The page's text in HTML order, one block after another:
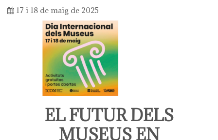
17 i 18 de maig de 2025
EL FUTUR DELS
MUSEUS EN